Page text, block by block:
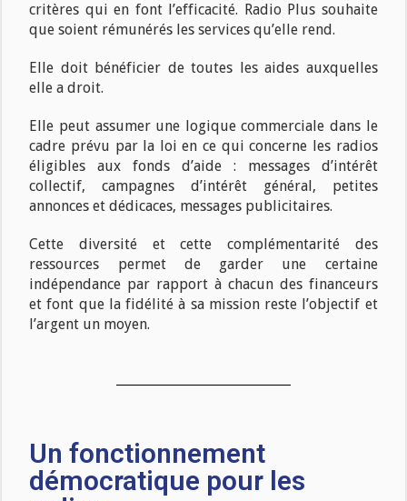
critères qui en font l’efficacité. Radio Plus souhaite
que soient rémunérés les services qu’elle rend.
Elle doit bénéficier de toutes les aides auxquelles
elle a droit.
Elle peut assumer une logique commerciale dans le
cadre prévu par la loi en ce qui concerne les radios
éligibles aux fonds d’aide : messages d’intérêt
collectif, campagnes d’intérêt général, petites
annonces et dédicaces, messages publicitaires.
Cette diversité et cette complémentarité des
ressources permet de garder une certaine
indépendance par rapport à chacun des financeurs
et font que la fidélité à sa mission reste l’objectif et
l’argent un moyen.
Un fonctionnement
démocratique pour les